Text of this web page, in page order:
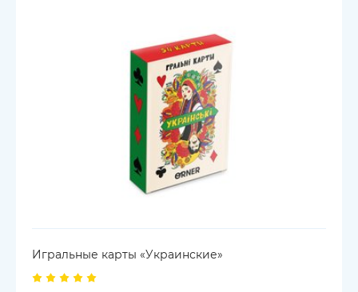
Игральные карты «Украинские»